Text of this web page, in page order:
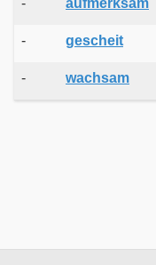
- gescheit
- wachsam